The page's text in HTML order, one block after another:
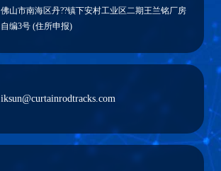
佛山市南海区丹??镇下安村工业区二期王兰铭厂房
自编3号 (住所申报)
iksun@curtainrodtracks.com